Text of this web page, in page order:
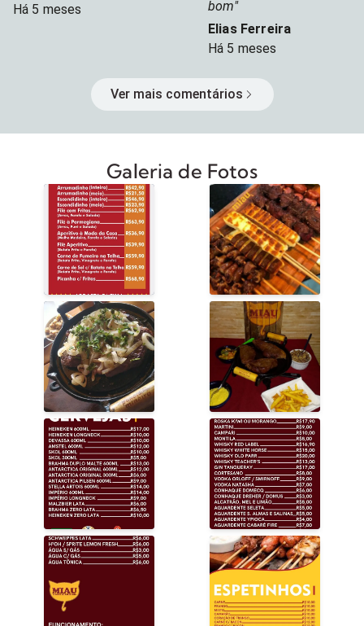
Há 5 meses
bom
Elias Ferreira
Há 5 meses
Ver mais comentários
Galeria de Fotos